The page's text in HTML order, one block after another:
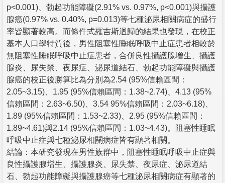
p<0.001)、勃起功能障礙(2.91% vs. 0.97%, p<0.001)與攝護
腺癌(0.97% vs. 0.40%, p=0.013)等七種泌尿相關病症的盛行
率皆顯著較高。而條件式羅吉斯迴歸的結果也發現，在校正
基本人口學特質後，男性阻塞性睡眠呼吸中止症患者相較於
無阻塞性睡眠呼吸中止症患者，合併良性攝護腺增生、攝護
腺炎、尿失禁、夜尿症、泌尿道結石、勃起功能障礙與攝護
腺癌的校正後勝算比為分別為2.54 (95%信賴區間：
2.05~3.15)、1.95 (95%信賴區間：1.38~2.74)、4.13 (95%
信賴區間：2.63~6.50)、3.54 95%信賴區間：2.03~6.18)、
1.89 (95%信賴區間：1.53~2.33)、2.95 (95%信賴區間：
1.89~4.61)與2.14 (95%信賴區間：1.03~4.43)。阻塞性睡眠
呼吸中止症與七種泌尿相關病症皆有顯著相關。
結論：本研究發現在男性族群中，阻塞性睡眠呼吸中止症與
良性攝護腺增生、攝護腺炎、尿失禁、夜尿症、泌尿道結
石、勃起功能障礙與攝護腺癌等七種泌尿相關病症有顯著的